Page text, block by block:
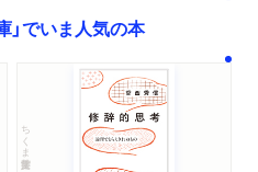
」でいま人気の本
ちくま学芸文庫